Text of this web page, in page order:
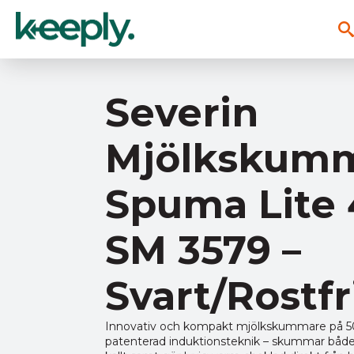
Severin
Spuma Lite
SM 3579 –
Svart/
Innovativ och kompakt mjölkskummare på
patenterad induktionsteknik – skummar